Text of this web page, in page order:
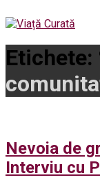
Etichete:
Nevoia de
Interviu cu